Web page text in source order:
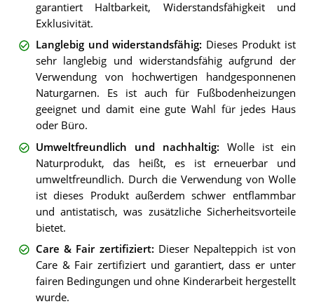
garantiert Haltbarkeit, Widerstandsfähigkeit und
Exklusivität.
Langlebig und widerstandsfähig: Dieses Produkt ist
sehr langlebig und widerstandsfähig aufgrund der
Verwendung von hochwertigen handgesponnenen
Naturgarnen. Es ist auch für Fußbodenheizungen
geeignet und damit eine gute Wahl für jedes Haus
oder Büro.
Umweltfreundlich und nachhaltig: Wolle ist ein
Naturprodukt, das heißt, es ist erneuerbar und
umweltfreundlich. Durch die Verwendung von Wolle
ist dieses Produkt außerdem schwer entflammbar
und antistatisch, was zusätzliche Sicherheitsvorteile
bietet.
Care & Fair zertifiziert: Dieser Nepalteppich ist von
Care & Fair zertifiziert und garantiert, dass er unter
fairen Bedingungen und ohne Kinderarbeit hergestellt
wurde.